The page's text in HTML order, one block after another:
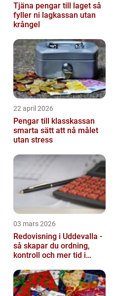
Tjäna pengar till laget så
fyller ni lagkassan utan
krångel
22 april 2026
Pengar till klasskassan
smarta sätt att nå målet
utan stress
03 mars 2026
Redovisning i Uddevalla -
så skapar du ordning,
kontroll och mer tid i